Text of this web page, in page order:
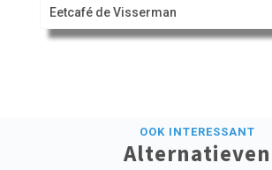
Eetcafé de Visserman
OOK INTERESSANT
Alternatieven